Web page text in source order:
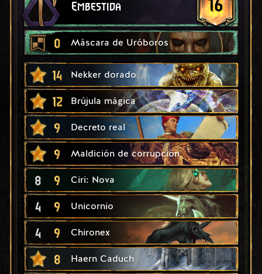
Embestida 16
0 Máscara de Uróboros
14 Nekker dorado
12 Brújula mágica
9 Decreto real
9 Maldición de corrupción
8 9 Ciri: Nova
4 9 Unicornio
4 9 Chironex
8 Haern Caduch